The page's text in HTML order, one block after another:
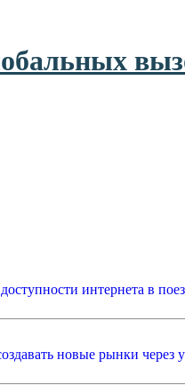
интернета в
новые рынки через